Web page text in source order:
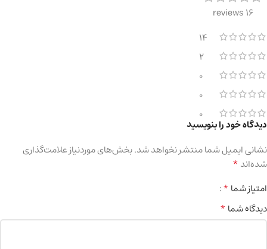
16 reviews
14
2
0
0
0
دیدگاه خود را بنویسید
نشانی ایمیل شما منتشر نخواهد شد.بخش‌های موردنیاز علامت‌گذاری
شده‌اند*
امتیاز شما*
دیدگاه شما*